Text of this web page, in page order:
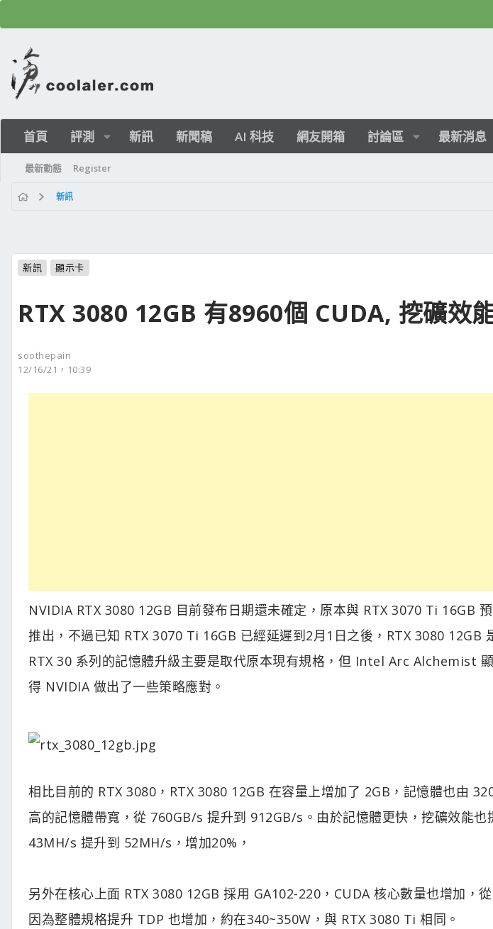
首頁 評測 新訊 新聞稿 AI 科技 網友開箱 討論區 最新消息
最新動態 Register
新訊
新訊 顯示卡
RTX 3080 12GB 有8960個 CUDA, 挖礦效
soothepain
12/16/21，10:39
NVIDIA RTX 3080 12GB 目前發布日期還未確定，原本與 RTX 3070 Ti 16GB
推出，不過已知 RTX 3070 Ti 16GB 已經延遲到2月1日之後，RTX 3080 12GB
RTX 30 系列的記憶體升級主要是取代原本現有規格，但 Intel Arc Alchemist
得 NVIDIA 做出了一些策略應對。
相比目前的 RTX 3080，RTX 3080 12GB 在容量上增加了 2GB，記憶體也由
高的記憶體帶寬，從 760GB/s 提升到 912GB/s。由於記憶體更快，挖礦效能也
43MH/s 提升到 52MH/s，增加20%，
另外在核心上面 RTX 3080 12GB 採用 GA102-220，CUDA 核心數量也增加，
因為整體規格提升 TDP 也增加，約在340~350W，與 RTX 3080 Ti 相同。